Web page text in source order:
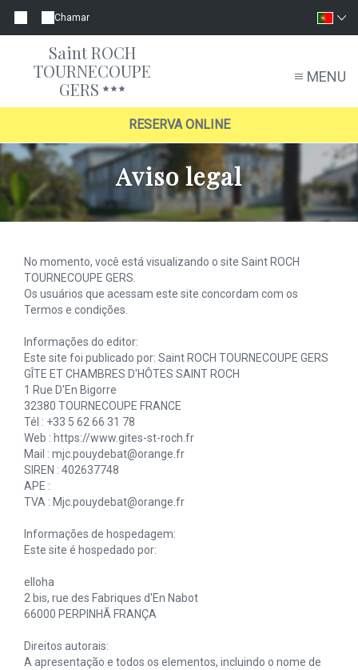
Chamar
Saint ROCH
TOURNECOUPE
GERS
MENU
RESERVA ONLINE
Aviso legal
No momento, você está visualizando o site Saint ROCH
TOURNECOUPE GERS.
Os usuários que acessam este site concordam com os
Termos e condições.
Informações do editor:
Este site foi publicado por: Saint ROCH TOURNECOUPE GERS
GÎTE ET CHAMBRES D'HÔTES SAINT ROCH
1 Rue D'En Bigorre
32380 TOURNECOUPE FRANCE
Tél : +33 5 62 66 31 78
Web : https://www.gites-st-roch.fr
Mail : mjc.pouydebat@orange.fr
SIREN : 402637748
APE :
TVA : Mjc.pouydebat@orange.fr
Informações de hospedagem:
Este site é hospedado por:
elloha
2 bis, rue des Fabriques d'En Nabot
66000 PERPINHÃ FRANÇA
Direitos autorais:
A apresentação e todos os elementos, incluindo o nome de